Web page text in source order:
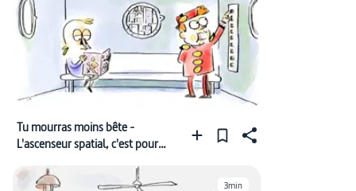
Tu mourras moins bête -
L'ascenseur spatial, c'est pour
3min